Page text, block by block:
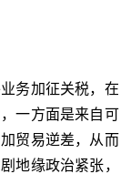
务加征关税，在
一方面是来自可
贸易逆差，从而
地缘政治紧张，